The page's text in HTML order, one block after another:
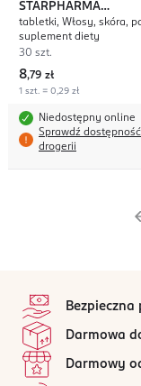
STARPHARMA
SKRZYPSTRONG
tabletki, Włosy, skóra,
suplement diety
30 szt.
8,79 zł
1 szt. = 0,29 zł
Niedostępny online
Sprawdź
drogerii
Bezpieczna
Darmowa
Darmowy